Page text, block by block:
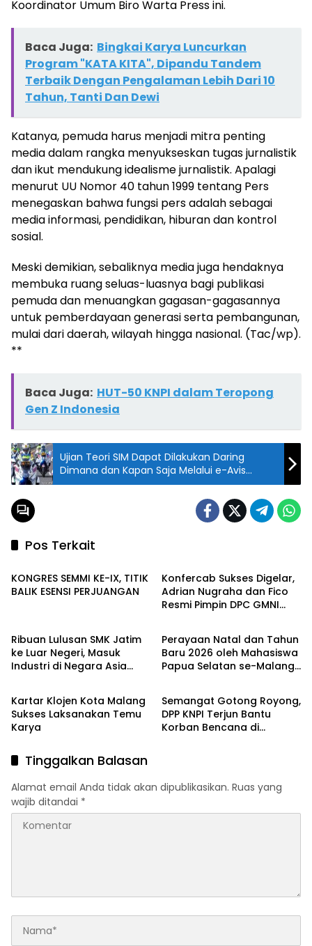
Koordinator Umum Biro Warta Press ini.
Baca Juga: Bingkai Karya Luncurkan
Program "KATA KITA", Dipandu Tandem
Terbaik Dengan Pengalaman Lebih Dari 10
Tahun, Tanti Dan Dewi
Katanya, pemuda harus menjadi mitra penting
media dalam rangka menyukseskan tugas jurnalistik
dan ikut mendukung idealisme jurnalistik. Apalagi
menurut UU Nomor 40 tahun 1999 tentang Pers
menegaskan bahwa fungsi pers adalah sebagai
media informasi, pendidikan, hiburan dan kontrol
sosial.
Meski demikian, sebaliknya media juga hendaknya
membuka ruang seluas-luasnya bagi publikasi
pemuda dan menuangkan gagasan-gagasannya
untuk pemberdayaan generasi serta pembangunan,
mulai dari daerah, wilayah hingga nasional. (Tac/wp).
**
Baca Juga: HUT-50 KNPI dalam Teropong
Gen Z Indonesia
Ujian Teori SIM Dapat Dilakukan Daring
Dimana dan Kapan Saja Melalui e-Avis
Korlantas Polri
Pos Terkait
Warta Muda
KONGRES SEMMI KE-IX, TITIK
BALIK ESENSI PERJUANGAN
Konfercab Sukses Digelar,
Adrian Nugraha dan Fico
Resmi Pimpin DPC GMNI
Ribuan Lulusan SMK Jatim
ke Luar Negeri, Masuk
Industri di Negara Asia
Berita
Perayaan Natal dan Tahun
Baru 2026 oleh Mahasiswa
Papua Selatan se-Malang
Warta Muda
Kartar Klojen Kota Malang
Sukses Laksanakan Temu
Karya
Bakti Sosial
Semangat Gotong Royong,
DPP KNPI Terjun Bantu
Korban Bencana di
Tinggalkan Balasan
Alamat email Anda tidak akan dipublikasikan. Ruas yang
wajib ditandai *